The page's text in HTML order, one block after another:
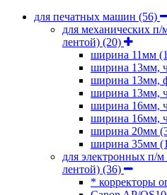
для печатных машин (56)
для механических
лентой) (20)
ширина 11мм
ширина 13мм,
ширина 13мм,
ширина 13мм,
ширина 16мм,
ширина 16мм,
ширина 20мм
ширина 35мм
для электронных п/
лентой) (36)
* корректоры